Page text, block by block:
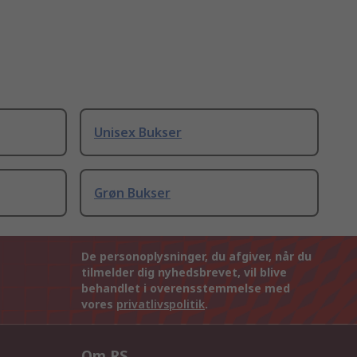
Unisex Bukser
Grøn Bukser
De personoplysninger, du afgiver, når du
tilmelder dig nyhedsbrevet, vil blive
behandlet i overensstemmelse med
vores privatlivspolitik.